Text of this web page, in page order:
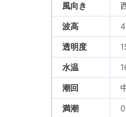
風向き
波高
透明度
水温
潮回
満潮